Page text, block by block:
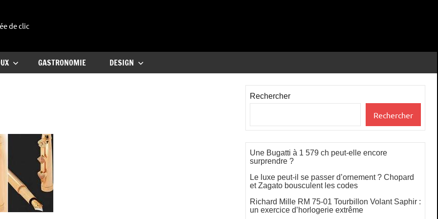
de clic
GASTRONOMIE DESIGN
Rechercher
Rechercher
Une Bugatti à 1 579 ch peut-elle encore
surprendre ?
Le luxe peut-il se passer d’ornement ? Chopard
et Zagato bousculent les codes
Richard Mille RM 75-01 Tourbillon Volant Saphir :
un exercice d’horlogerie extrême